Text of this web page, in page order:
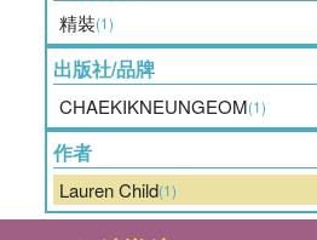
精裝(1)
出版社/品牌
CHAEKIKNEUNGEOM(1)
作者
Lauren Child(1)